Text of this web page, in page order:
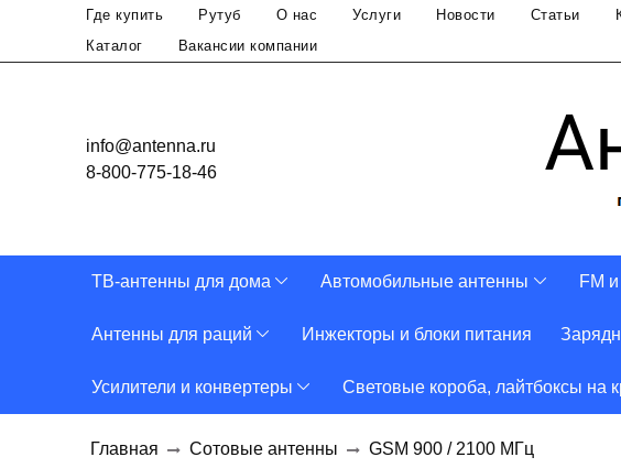
Где купить Рутуб О нас Услуги Новости Статьи
Каталог
Вакансии компании
info@antenna.ru
8-800-775-18-46
ТВ-антенны для дома Автомобильные антенны FM
Антенны для раций Инжекторы и блоки питания
Усилители и конвертеры Световые короба, лайтбоксы на
Главная Сотовые антенны GSM 900 / 2100 МГц